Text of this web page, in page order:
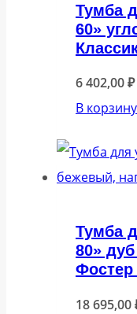
Тумба
60»
6 402,00₽
В корзину
Тумба
80»
Фостер
18 695,00